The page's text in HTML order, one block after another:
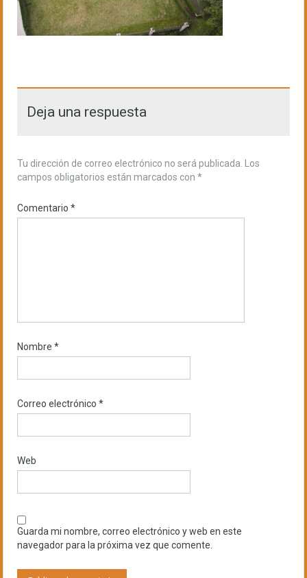
Deja una respuesta
Tu dirección de correo electrónico no será publicada. Los
campos obligatorios están marcados con *
Comentario *
Nombre *
Correo electrónico *
Web
Guarda mi nombre, correo electrónico y web en este
navegador para la próxima vez que comente.